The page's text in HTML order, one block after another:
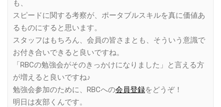
も、
スピードに関する考察が、ポータブルスキルを真に価値あ
るものにすると思います。
スタッフはもちろん、会員の皆さまとも、そういう意識で
お付き合いできると良いですね。
「RBCの勉強会がそのきっかけになりました」と言える方
が増えると良いですね♪
勉強会参加のために、RBCへの会員登録をどうぞ！
明日は友部くんです。